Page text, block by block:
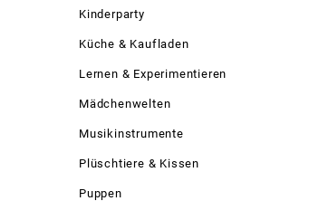
Kinderparty
Küche & Kaufladen
Lernen & Experimentieren
Mädchenwelten
Musikinstrumente
Plüschtiere & Kissen
Puppen